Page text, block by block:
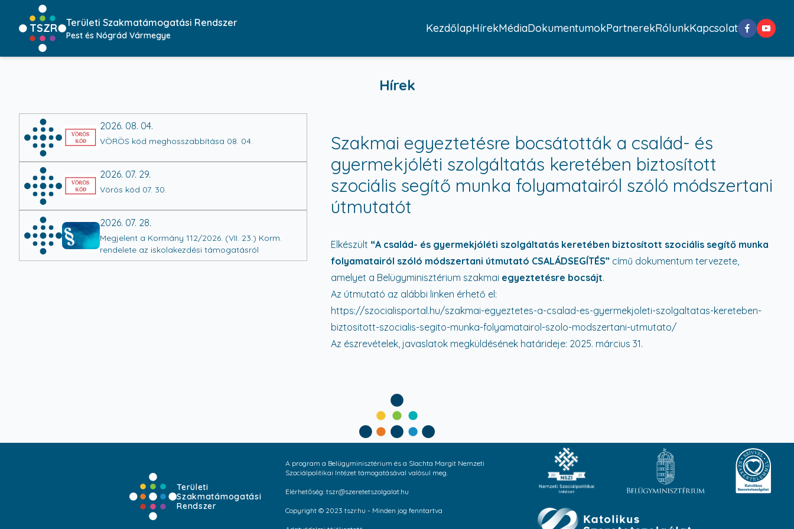
TSZR Területi Szakmatámogatási Rendszer
Pest és Nógrád Vármegye
KezdőlapHírekMédiaDokumentumokPartnerekRólunkKapcsolat
Hírek
2026. 08. 04.
VÖRÖS kód meghosszabbítása 08. 04.
2026. 07. 29.
Vörös kód 07. 30.
2026. 07. 28.
Megjelent a Kormány 112/2026. (VII. 23.) Korm.
rendelete az iskolakezdési támogatásról
Szakmai egyeztetésre bocsátották a család- és
gyermekjóléti szolgáltatás keretében biztosított
szociális segítő munka folyamatairól szóló módszertani
útmutatót
Elkészült “A család- és gyermekjóléti szolgáltatás keretében biztosított szociális segítő munka
folyamatairól szóló módszertani útmutató CSALÁDSEGÍTÉS”című dokumentum tervezete,
amelyet a Belügyminisztérium szakmai egyeztetésre bocsájt.
Az útmutató az alábbi linken érhető el:
https://szocialisportal.hu/szakmai-egyeztetes-a-csalad-es-gyermekjoleti-szolgaltatas-kereteben-
biztositott-szocialis-segito-munka-folyamatairol-szolo-modszertani-utmutato/
Az észrevételek, javaslatok megküldésének határideje: 2025. március 31.
Területi
Szakmatámogatási
Rendszer
A program a Belügyminisztérium és a Slachta Margit Nemzeti
Szociálpolitikai Intézet támogatásával valósul meg.
Elérhetőség: tszr@szeretetszolgalat.hu
Copyright © 2023 tszr.hu - Minden jog fenntartva